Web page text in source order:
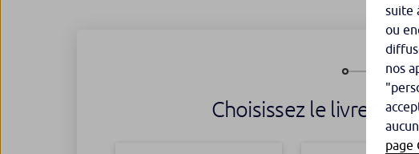
Choisissez le livret
suite
ou
nos
page